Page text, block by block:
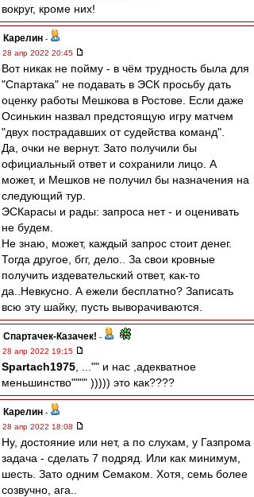
вокруг, кроме них!
Карелин -
28 апр 2022 20:45
Вот никак не пойму - в чём трудность была для
"Спартака" не подавать в ЭСК просьбу дать
оценку работы Мешкова в Ростове. Если даже
Осинькин назвал предстоящую игру матчем
"двух пострадавших от судейства команд".
Да, очки не вернут. Зато получили бы
официальный ответ и сохранили лицо. А
может, и Мешков не получил бы назначения на
следующий тур.
ЭСКарасы и рады: запроса нет - и оценивать
не будем.
Не знаю, может, каждый запрос стоит денег.
Тогда другое, бгг, дело.. За свои кровные
получить издевательский ответ, как-то
да..Невкусно. А ежели бесплатно? Записать
всю эту шайку, пусть выворачиваются.
Спартачек-Казачек! -
28 апр 2022 19:15
Spartach1975 , ..."" и нас ,адекватное
меньшинство"""" ))))) это как????
Карелин -
28 апр 2022 18:08
Ну, достояние или нет, а по слухам, у Газпрома
задача - сделать 7 подряд. Или как минимум,
шесть. Зато одним Семаком. Хотя, семь более
созвучно, ага..